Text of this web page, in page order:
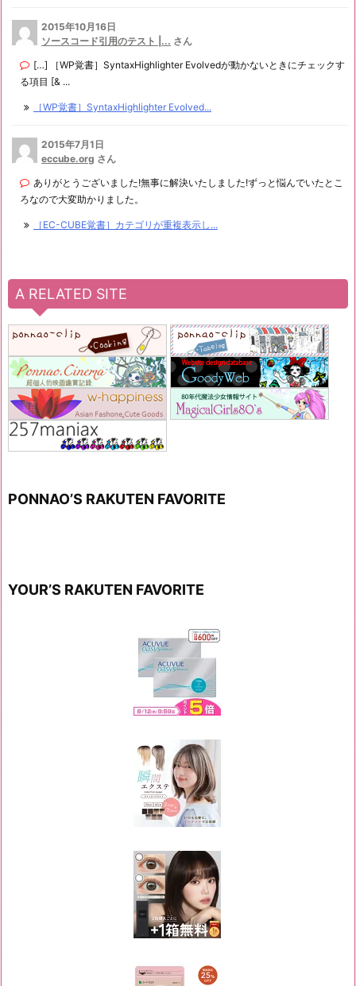
2015年10月16日
ソースコード引用のテスト |... さん
[…] ［WP覚書］SyntaxHighlighter Evolvedが動かないときにチェックす
る項目 [& ...
［WP覚書］SyntaxHighlighter Evolved...
2015年7月1日
eccube.org さん
ありがとうございました!無事に解決いたしました!ずっと悩んでいたとこ
ろなので大変助かりました。
［EC-CUBE覚書］カテゴリが重複表示し...
A RELATED SITE
PONNAO’S RAKUTEN FAVORITE
YOUR’S RAKUTEN FAVORITE